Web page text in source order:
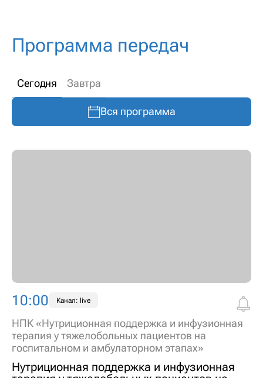
Программа передач
Сегодня Завтра
Вся программа
10:00 Канал: live
НПК «Нутриционная поддержка и инфузионная
терапия у тяжелобольных пациентов на
госпитальном и амбулаторном этапах»
Нутриционная поддержка и инфузионная